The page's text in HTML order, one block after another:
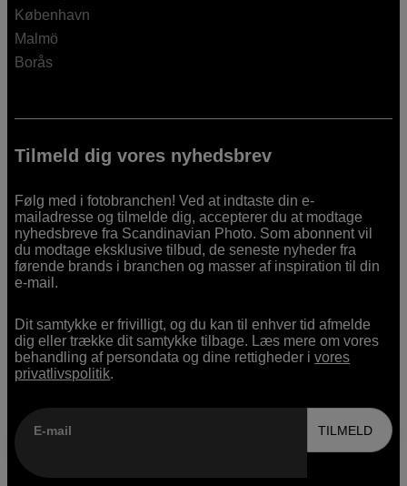
København
Malmö
Borås
Tilmeld dig vores nyhedsbrev
Følg med i fotobranchen! Ved at indtaste din e-
mailadresse og tilmelde dig, accepterer du at modtage
nyhedsbreve fra Scandinavian Photo. Som abonnent vil
du modtage eksklusive tilbud, de seneste nyheder fra
førende brands i branchen og masser af inspiration til din
e-mail.
Dit samtykke er frivilligt, og du kan til enhver tid afmelde
dig eller trække dit samtykke tilbage. Læs mere om vores
behandling af persondata og dine rettigheder ivores
privatlivspolitik.
E-mail TILMELD